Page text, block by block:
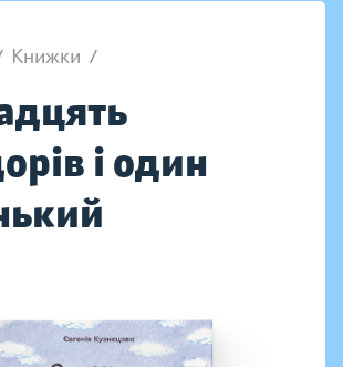
Книжки /
і один